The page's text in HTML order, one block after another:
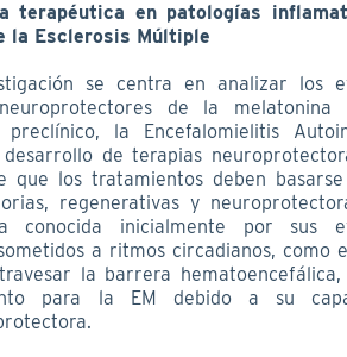
terapéutica en patologías
la Esclerosis Múltiple
se centra en analizar los
de la
la Encefalomielitis
de terapias
que los tratamientos deben
regenerativas y
conocida inicialmente por sus
a ritmos circadianos, como
la barrera hematoencefálica,
para la EM debido a su